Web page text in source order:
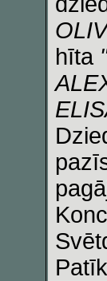
hīta